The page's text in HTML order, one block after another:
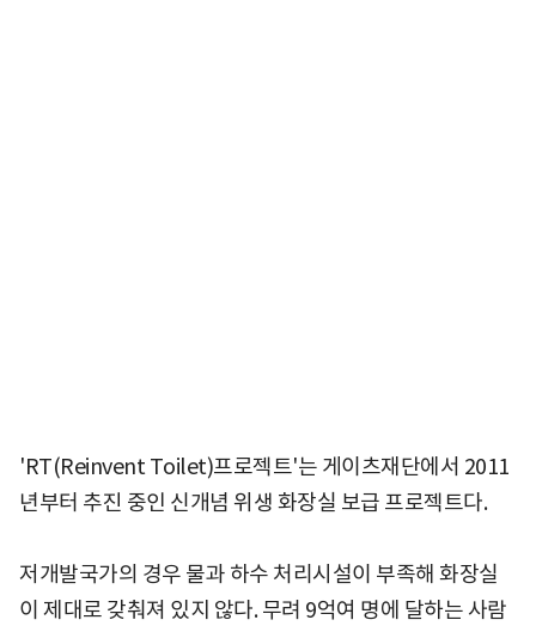
'RT(Reinvent Toilet)프로젝트'는 게이츠재단에서 2011
년부터 추진 중인 신개념 위생 화장실 보급 프로젝트다.
저개발국가의 경우 물과 하수 처리시설이 부족해 화장실
이 제대로 갖춰져 있지 않다. 무려 9억여 명에 달하는 사람